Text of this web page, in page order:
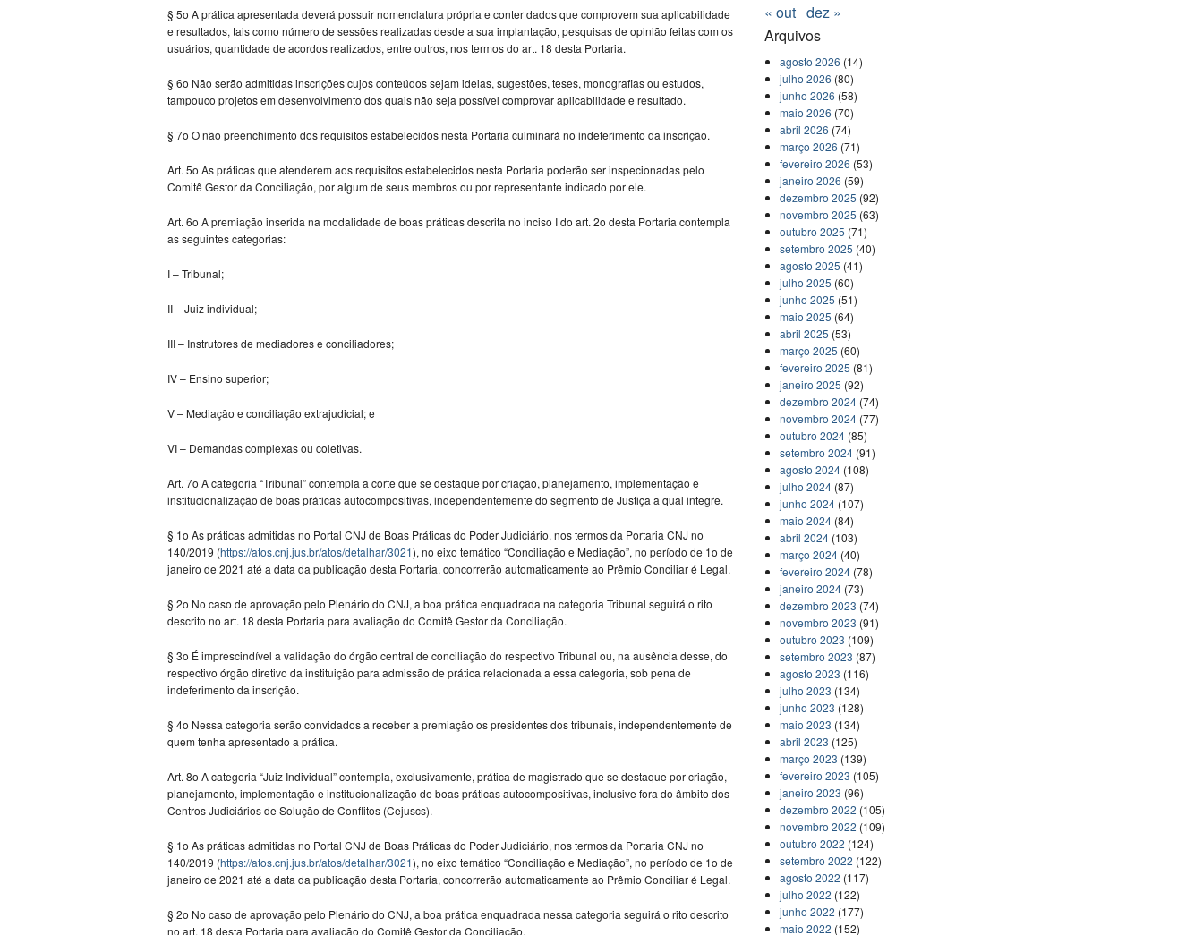
§ 5o A prática apresentada deverá possuir nomenclatura própria e conter dados que comprovem sua aplicabilidade
e resultados, tais como número de sessões realizadas desde a sua implantação, pesquisas de opinião feitas com os
usuários, quantidade de acordos realizados, entre outros, nos termos do art. 18 desta Portaria.
§ 6o Não serão admitidas inscrições cujos conteúdos sejam ideias, sugestões, teses, monografias ou estudos,
tampouco projetos em desenvolvimento dos quais não seja possível comprovar aplicabilidade e resultado.
§ 7o O não preenchimento dos requisitos estabelecidos nesta Portaria culminará no indeferimento da inscrição.
Art. 5o As práticas que atenderem aos requisitos estabelecidos nesta Portaria poderão ser inspecionadas pelo
Comitê Gestor da Conciliação, por algum de seus membros ou por representante indicado por ele.
Art. 6o A premiação inserida na modalidade de boas práticas descrita no inciso I do art. 2o desta Portaria contempla
as seguintes categorias:
I – Tribunal;
II – Juiz individual;
III – Instrutores de mediadores e conciliadores;
IV – Ensino superior;
V – Mediação e conciliação extrajudicial; e
VI – Demandas complexas ou coletivas.
Art. 7o A categoria “Tribunal” contempla a corte que se destaque por criação, planejamento, implementação e
institucionalização de boas práticas autocompositivas, independentemente do segmento de Justiça a qual integre.
§ 1o As práticas admitidas no Portal CNJ de Boas Práticas do Poder Judiciário, nos termos da Portaria CNJ no
140/2019 (https://atos.cnj.jus.br/atos/detalhar/3021), no eixo temático “Conciliação e Mediação”, no período de 1o de
janeiro de 2021 até a data da publicação desta Portaria, concorrerão automaticamente ao Prêmio Conciliar é Legal.
§ 2o No caso de aprovação pelo Plenário do CNJ, a boa prática enquadrada na categoria Tribunal seguirá o rito
descrito no art. 18 desta Portaria para avaliação do Comitê Gestor da Conciliação.
§ 3o É imprescindível a validação do órgão central de conciliação do respectivo Tribunal ou, na ausência desse, do
respectivo órgão diretivo da instituição para admissão de prática relacionada a essa categoria, sob pena de
indeferimento da inscrição.
§ 4o Nessa categoria serão convidados a receber a premiação os presidentes dos tribunais, independentemente de
quem tenha apresentado a prática.
Art. 8o A categoria “Juiz Individual” contempla, exclusivamente, prática de magistrado que se destaque por criação,
planejamento, implementação e institucionalização de boas práticas autocompositivas, inclusive fora do âmbito dos
Centros Judiciários de Solução de Conflitos (Cejuscs).
§ 1o As práticas admitidas no Portal CNJ de Boas Práticas do Poder Judiciário, nos termos da Portaria CNJ no
140/2019 (https://atos.cnj.jus.br/atos/detalhar/3021), no eixo temático “Conciliação e Mediação”, no período de 1o de
janeiro de 2021 até a data da publicação desta Portaria, concorrerão automaticamente ao Prêmio Conciliar é Legal.
§ 2o No caso de aprovação pelo Plenário do CNJ, a boa prática enquadrada nessa categoria seguirá o rito descrito
no art. 18 desta Portaria para avaliação do Comitê Gestor da Conciliação.
« out dez »
Arquivos
agosto 2026 (14)
julho 2026 (80)
junho 2026 (58)
maio 2026 (70)
abril 2026 (74)
março 2026 (71)
fevereiro 2026 (53)
janeiro 2026 (59)
dezembro 2025 (92)
novembro 2025 (63)
outubro 2025 (71)
setembro 2025 (40)
agosto 2025 (41)
julho 2025 (60)
junho 2025 (51)
maio 2025 (64)
abril 2025 (53)
março 2025 (60)
fevereiro 2025 (81)
janeiro 2025 (92)
dezembro 2024 (74)
novembro 2024 (77)
outubro 2024 (85)
setembro 2024 (91)
agosto 2024 (108)
julho 2024 (87)
junho 2024 (107)
maio 2024 (84)
abril 2024 (103)
março 2024 (40)
fevereiro 2024 (78)
janeiro 2024 (73)
dezembro 2023 (74)
novembro 2023 (91)
outubro 2023 (109)
setembro 2023 (87)
agosto 2023 (116)
julho 2023 (134)
junho 2023 (128)
maio 2023 (134)
abril 2023 (125)
março 2023 (139)
fevereiro 2023 (105)
janeiro 2023 (96)
dezembro 2022 (105)
novembro 2022 (109)
outubro 2022 (124)
setembro 2022 (122)
agosto 2022 (117)
julho 2022 (122)
junho 2022 (177)
maio 2022 (152)